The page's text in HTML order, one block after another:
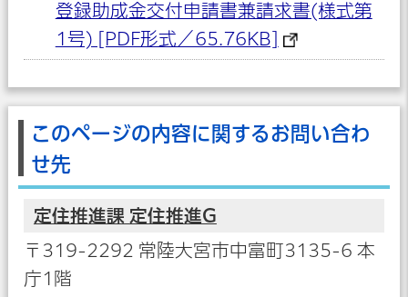
登録助成金交付申請書兼請求書(様式第
1号) [PDF形式／65.76KB]
このページの内容に関するお問い合わ
せ先
定住推進課 定住推進G
〒319-2292 常陸大宮市中富町3135-6 本
庁1階